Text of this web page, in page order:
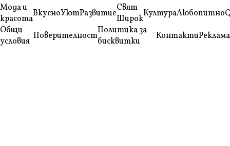
Мода и
красотаВкусноУютРазвитиеСвят
ШирокКултураЛюбопитно
Общи
условия ПоверителностПолитика за
бисквитки
КонтактиРеклама